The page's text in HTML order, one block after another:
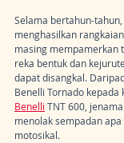
Selama bertahun-tahun,
menghasilkan
masing mempamerkan
reka bentuk dan
dapat disangkal.
Benelli Tornado kepada
Benelli TNT 600,
menolak sempadan
motosikal.